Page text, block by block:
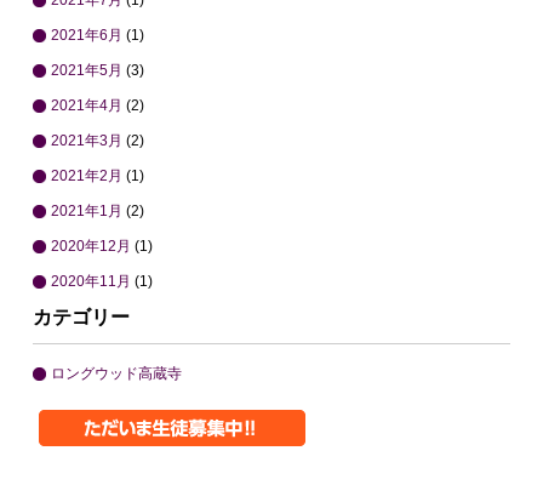
2021年6月 (1)
2021年5月 (3)
2021年4月 (2)
2021年3月 (2)
2021年2月 (1)
2021年1月 (2)
2020年12月 (1)
2020年11月 (1)
カテゴリー
ロングウッド高蔵寺